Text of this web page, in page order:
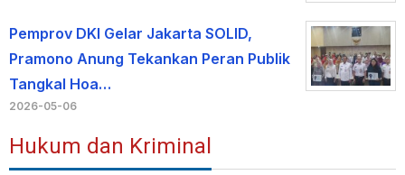
Pemprov DKI Gelar Jakarta SOLID,
Pramono Anung Tekankan Peran Publik
Tangkal Hoa…
2026-05-06
Hukum dan Kriminal